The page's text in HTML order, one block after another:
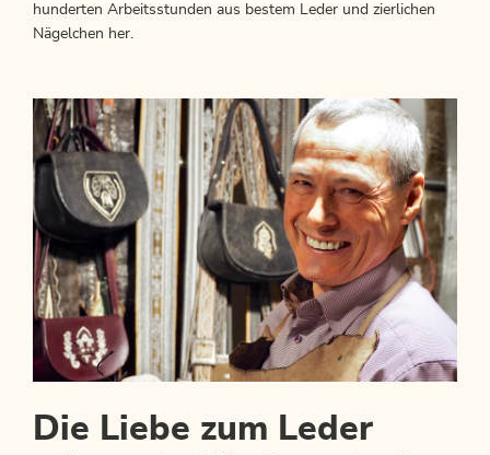
hunderten Arbeitsstunden aus bestem Leder und zierlichen
Nägelchen her.
Die Liebe zum Leder